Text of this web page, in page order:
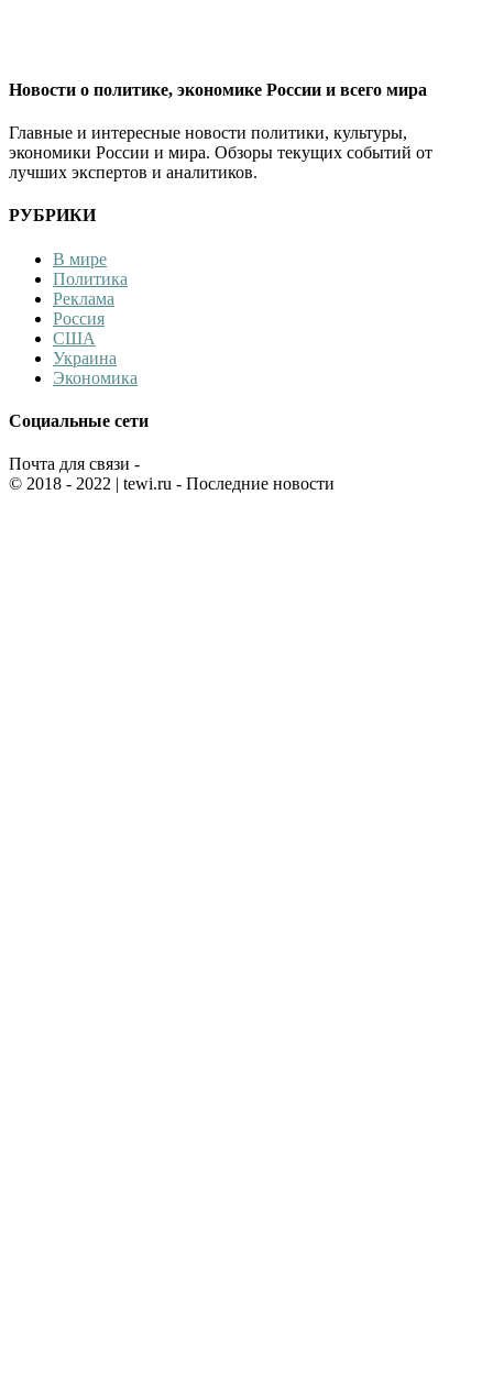
Новости о политике, экономике России и всего мира
Главные и интересные новости политики, культуры,
экономики России и мира. Обзоры текущих событий от
лучших экспертов и аналитиков.
РУБРИКИ
В мире
Политика
Реклама
Россия
США
Украина
Экономика
Социальные сети
Почта для связи -
© 2018 - 2022 | tewi.ru - Последние новости